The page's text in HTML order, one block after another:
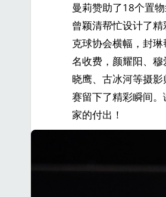
曼莉赞助了18个置物
曾颖清帮忙设计了精
克球协会横幅，封琳
名收费，颜耀阳、穆
晓鹰、古冰河等摄影
赛留下了精彩瞬间。
家的付出！